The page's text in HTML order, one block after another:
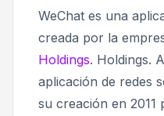
WeChat es una
creada por la
Holdings. Holdings.
aplicación de redes
su creación en 2011